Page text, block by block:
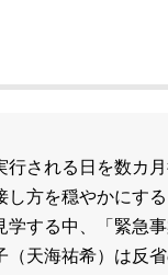
される日を数カ
し方を穏やかにす
する中、「緊急
天海祐希） は反